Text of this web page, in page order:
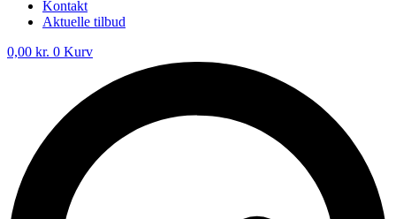
Kontakt
Aktuelle tilbud
0,00 kr. 0 Kurv